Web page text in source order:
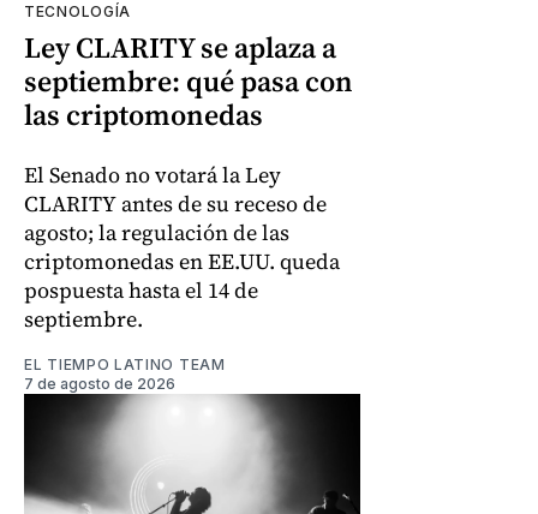
TECNOLOGÍA
Ley CLARITY se aplaza a
septiembre: qué pasa con
las criptomonedas
El Senado no votará la Ley
CLARITY antes de su receso de
agosto; la regulación de las
criptomonedas en EE.UU. queda
pospuesta hasta el 14 de
septiembre.
EL TIEMPO LATINO TEAM
7 de agosto de 2026